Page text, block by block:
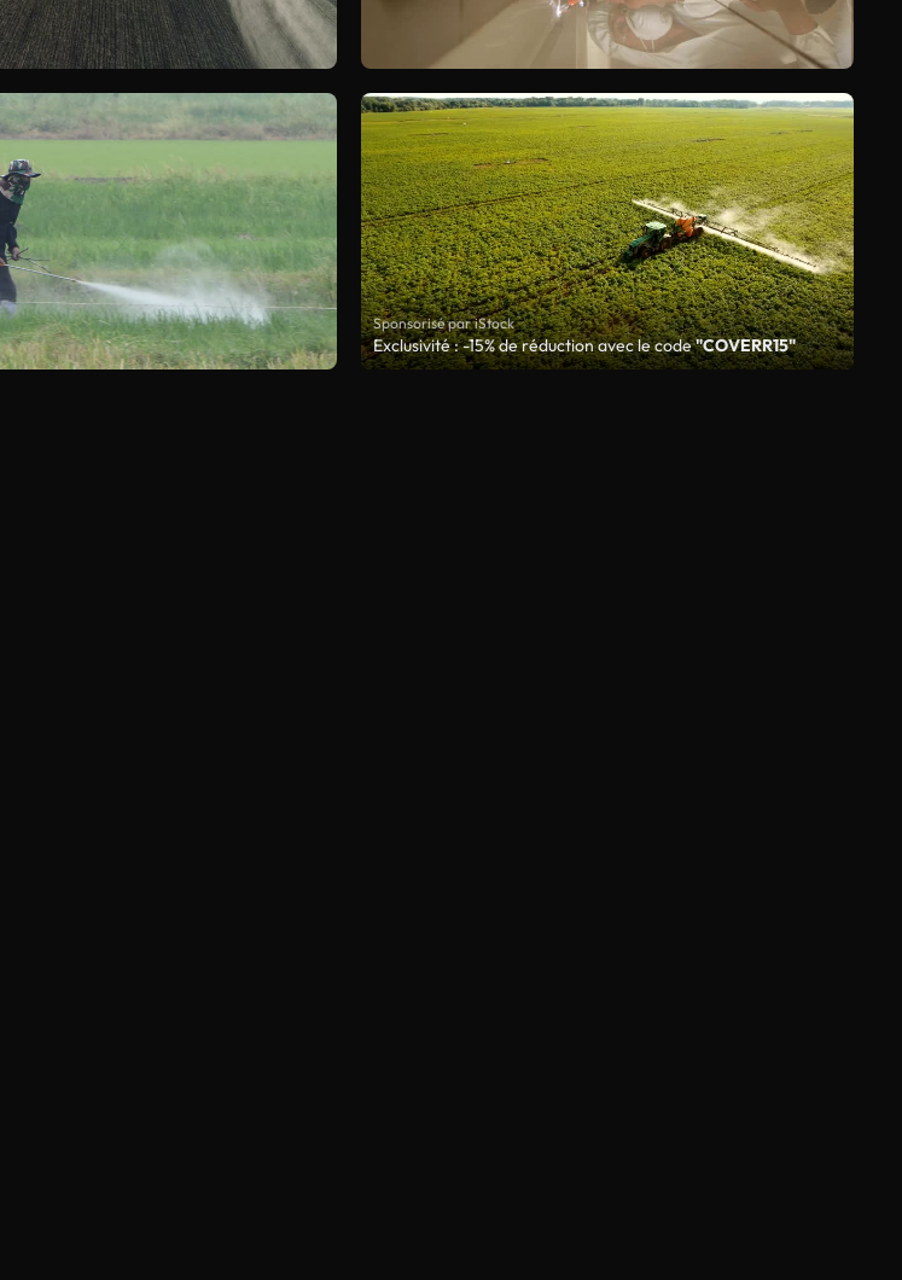
Sponsorisé par iStock
Exclusivité : -15% de réduction avec le code"COVERR15"